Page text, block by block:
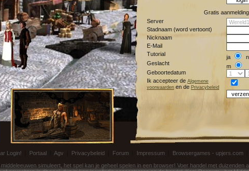
Gratis aanmelding
Server
Stadnaam (word vertoont)
Nicknaam
E-Mail
Tutorial
ja
Geslacht
m
Geboortedatum
Ik accepteer de Algemene
voorwaarden en de Privacybeleid
Login! Portaal Agv Privacybeleid Forum Impressum Browsergames - upjers.com
simuleert, het spel kan je geheel spelen in een browser! Voer handel met duizenden